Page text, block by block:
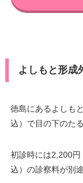
よしもと形成
徳島にあるよしも
込）で目の下のた
初診時には2,200
込）の診察料が別